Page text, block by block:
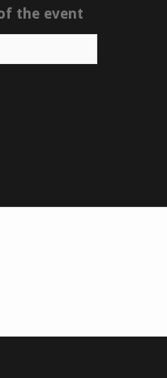
the event